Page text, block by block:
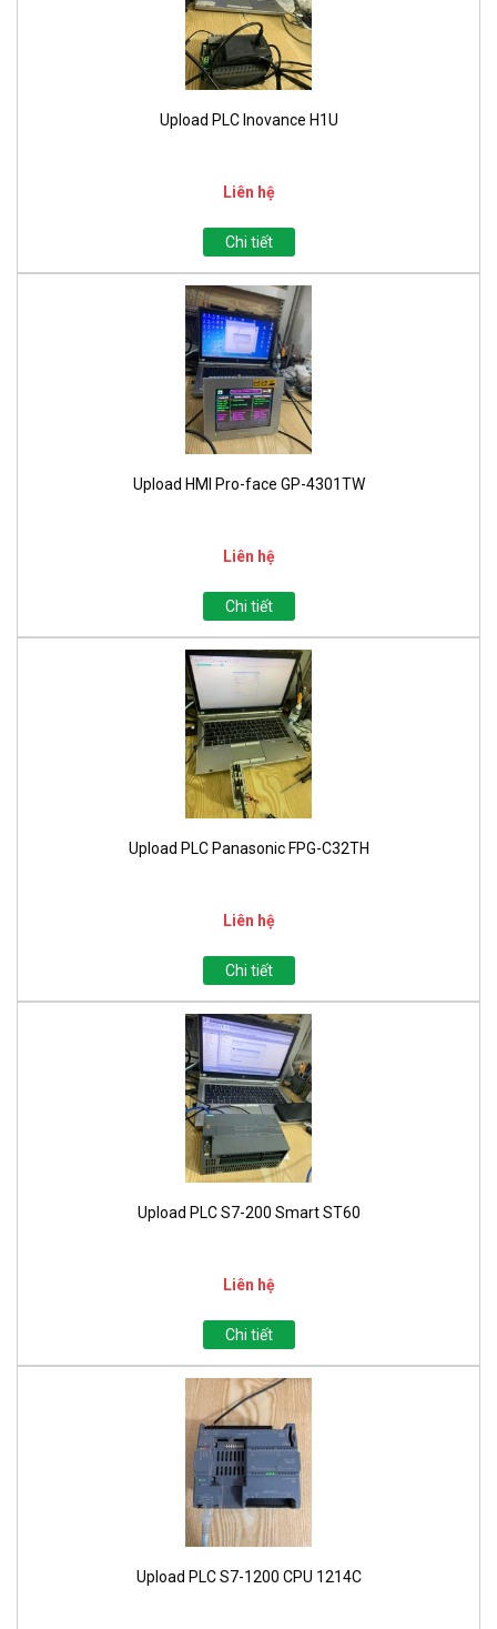
Upload PLC Inovance H1U
Liên hệ
Chi tiết
Upload HMI Pro-face GP-4301TW
Liên hệ
Chi tiết
Upload PLC Panasonic FPG-C32TH
Liên hệ
Chi tiết
Upload PLC S7-200 Smart ST60
Liên hệ
Chi tiết
Upload PLC S7-1200 CPU 1214C